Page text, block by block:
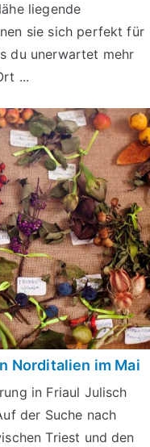
liegende
sie sich perfekt für
du unerwartet mehr
...
Norditalien im Mai
in Friaul Julisch
der Suche nach
Triest und den